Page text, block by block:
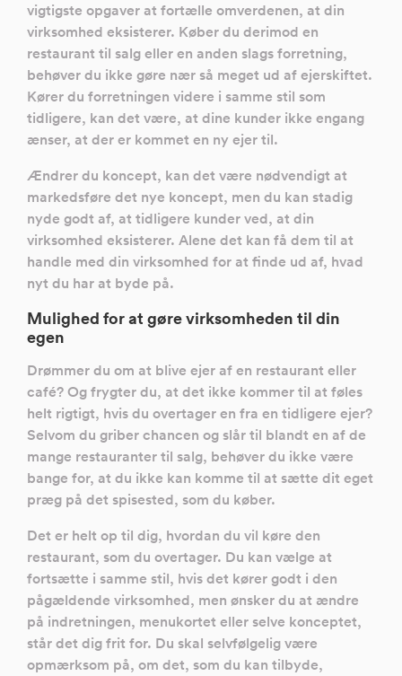
vigtigste opgaver at fortælle omverdenen, at din
virksomhed eksisterer. Køber du derimod en
restaurant til salg eller en anden slags forretning,
behøver du ikke gøre nær så meget ud af ejerskiftet.
Kører du forretningen videre i samme stil som
tidligere, kan det være, at dine kunder ikke engang
ænser, at der er kommet en ny ejer til.
Ændrer du koncept, kan det være nødvendigt at
markedsføre det nye koncept, men du kan stadig
nyde godt af, at tidligere kunder ved, at din
virksomhed eksisterer. Alene det kan få dem til at
handle med din virksomhed for at finde ud af, hvad
nyt du har at byde på.
Mulighed for at gøre virksomheden til din
egen
Drømmer du om at blive ejer af en restaurant eller
café? Og frygter du, at det ikke kommer til at føles
helt rigtigt, hvis du overtager en fra en tidligere ejer?
Selvom du griber chancen og slår til blandt en af de
mange restauranter til salg, behøver du ikke være
bange for, at du ikke kan komme til at sætte dit eget
præg på det spisested, som du køber.
Det er helt op til dig, hvordan du vil køre den
restaurant, som du overtager. Du kan vælge at
fortsætte i samme stil, hvis det kører godt i den
pågældende virksomhed, men ønsker du at ændre
på indretningen, menukortet eller selve konceptet,
står det dig frit for. Du skal selvfølgelig være
opmærksom på, om det, som du kan tilbyde,